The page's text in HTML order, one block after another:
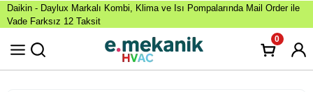
Daikin - Daylux Markalı Kombi, Klima ve Isı Pompalarında Mail Order ile
Vade Farksız 12 Taksit
0